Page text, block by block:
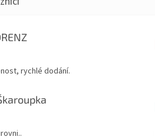
je 5 z 5 hvězdiček.
rychlé dodání.
je 5 z 5 hvězdiček.